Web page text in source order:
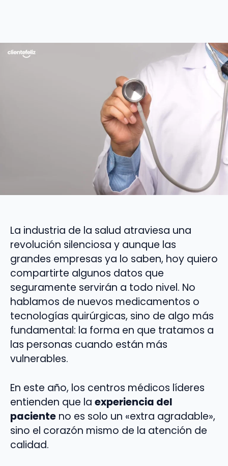
La industria de la salud atraviesa una
revolución silenciosa y aunque las
grandes empresas ya lo saben, hoy quiero
compartirte algunos datos que
seguramente servirán a todo nivel. No
hablamos de nuevos medicamentos o
tecnologías quirúrgicas, sino de algo más
fundamental: la forma en que tratamos a
las personas cuando están más
vulnerables.
En este año, los centros médicos líderes
entienden que la experiencia del
paciente no es solo un «extra agradable»,
sino el corazón mismo de la atención de
calidad.